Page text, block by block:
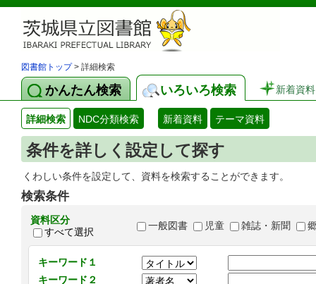
図書館トップ> 詳細検索
かんたん検索 いろいろ検索 新着資料
詳細検索 NDC分類検索 新着資料 テーマ資料
条件を詳しく設定して探す
くわしい条件を設定して、資料を検索することができます。
検索条件
資料区分
すべて選択
一般図書 児童 雑誌・新聞
キーワード１
キーワード２